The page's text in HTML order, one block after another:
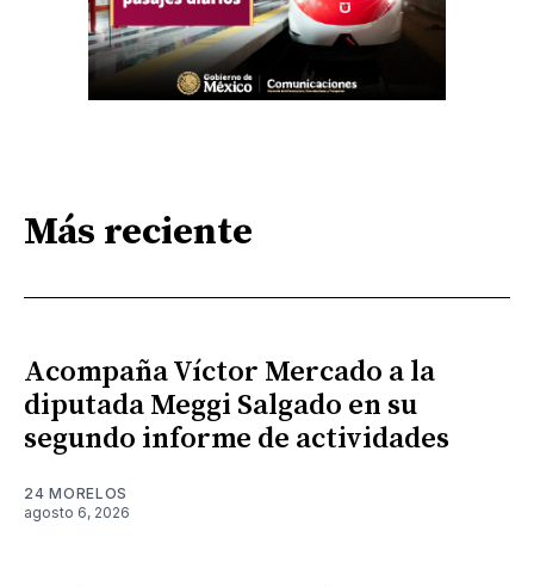
Más reciente
Acompaña Víctor Mercado a la
diputada Meggi Salgado en su
segundo informe de actividades
24 MORELOS
agosto 6, 2026